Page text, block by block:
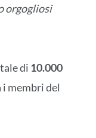
orgogliosi
di 10.000
membri del